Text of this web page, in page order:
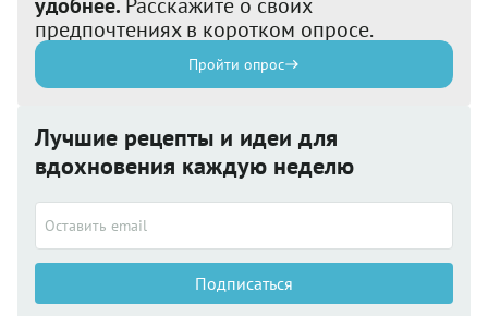
удобнее. Расскажите о своих
предпочтениях в коротком опросе.
Пройти опрос
Лучшие рецепты и идеи для
вдохновения каждую неделю
Подписаться